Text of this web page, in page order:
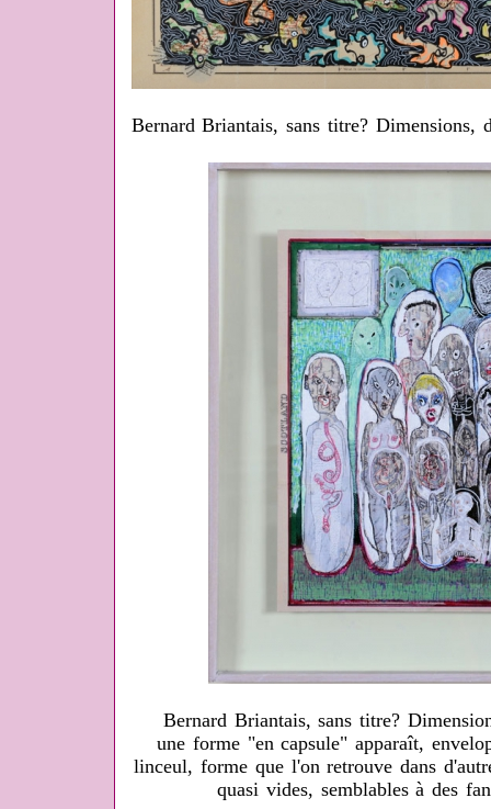
Bernard Briantais, sans titre? Dimensions,
Bernard Briantais, sans titre?
une forme "en capsule" apparaît,
linceul, forme que l'on retrouve dans
quasi vides, semblables à des